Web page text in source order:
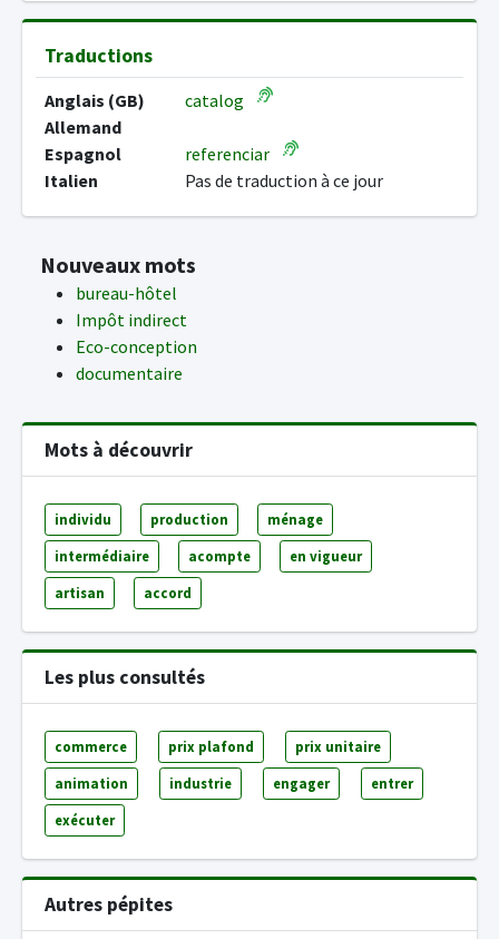
Traductions
Anglais (GB)
catalog
Allemand
Espagnol
referenciar
Italien
Pas de traduction à ce jour
Nouveaux mots
bureau-hôtel
Impôt indirect
Eco-conception
documentaire
Mots à découvrir
individu production ménage
intermédiaire acompte en vigueur
artisan accord
Les plus consultés
commerce prix plafond prix unitaire
animation industrie engager entrer
exécuter
Autres pépites